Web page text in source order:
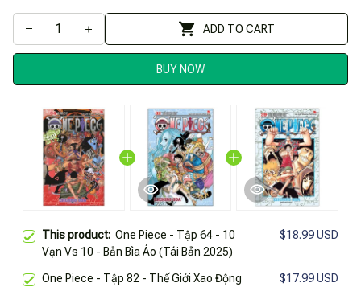
ADD TO CART
BUY NOW
This product: One Piece - Tập 64 - 10
Vạn Vs 10 - Bản Bìa Áo (Tái Bản 2025)
$18.99 USD
One Piece - Tập 82 - Thế Giới Xao Động
$17.99 USD